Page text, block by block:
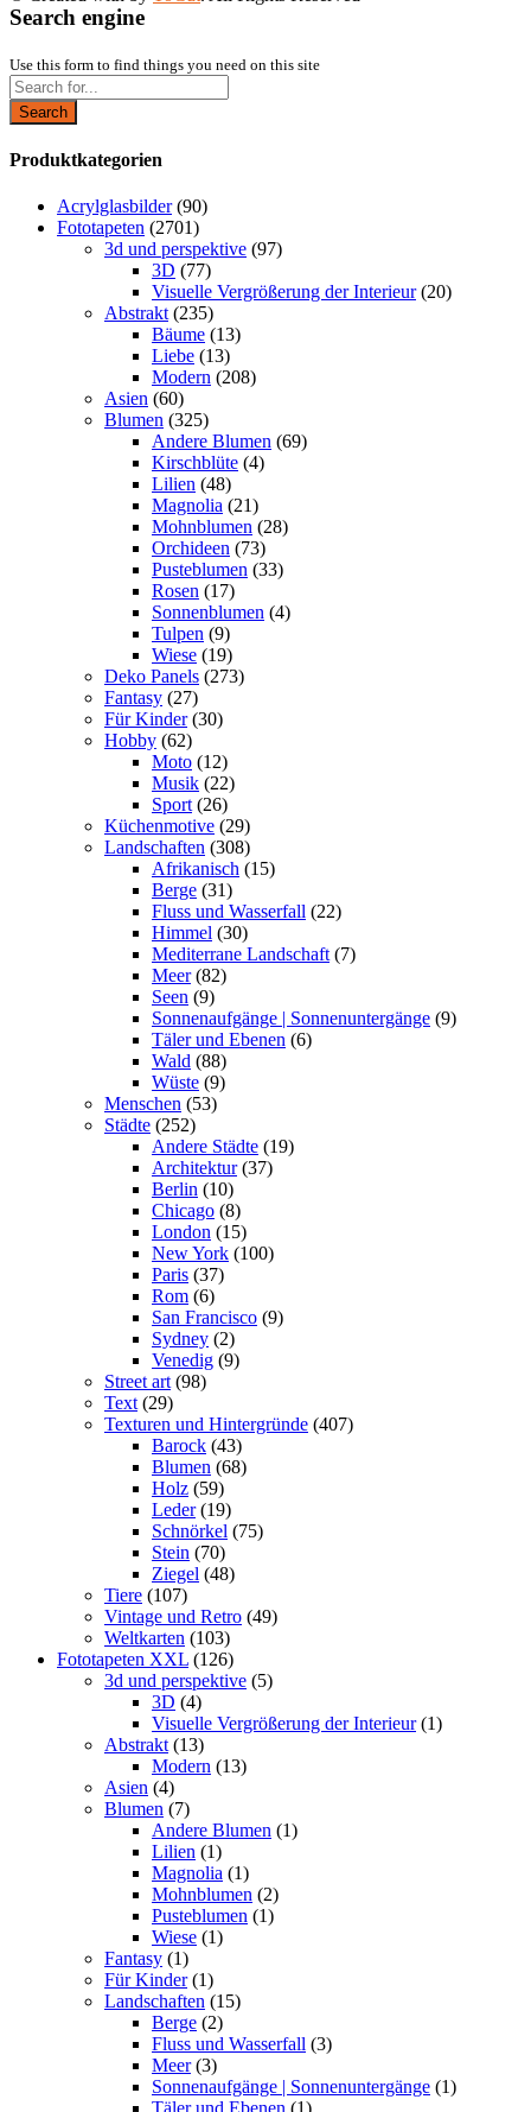
Search engine
Use this form to find things you need on this site
Search
Produktkategorien
Acrylglasbilder (90)
Fototapeten (2701)
3d und perspektive (97)
3D (77)
Visuelle Vergrößerung der Interieur (20)
Abstrakt (235)
Bäume (13)
Liebe (13)
Modern (208)
Asien (60)
Blumen (325)
Andere Blumen (69)
Kirschblüte (4)
Lilien (48)
Magnolia (21)
Mohnblumen (28)
Orchideen (73)
Pusteblumen (33)
Rosen (17)
Sonnenblumen (4)
Tulpen (9)
Wiese (19)
Deko Panels (273)
Fantasy (27)
Für Kinder (30)
Hobby (62)
Moto (12)
Musik (22)
Sport (26)
Küchenmotive (29)
Landschaften (308)
Afrikanisch (15)
Berge (31)
Fluss und Wasserfall (22)
Himmel (30)
Mediterrane Landschaft (7)
Meer (82)
Seen (9)
Sonnenaufgänge | Sonnenuntergänge (9)
Täler und Ebenen (6)
Wald (88)
Wüste (9)
Menschen (53)
Städte (252)
Andere Städte (19)
Architektur (37)
Berlin (10)
Chicago (8)
London (15)
New York (100)
Paris (37)
Rom (6)
San Francisco (9)
Sydney (2)
Venedig (9)
Street art (98)
Text (29)
Texturen und Hintergründe (407)
Barock (43)
Blumen (68)
Holz (59)
Leder (19)
Schnörkel (75)
Stein (70)
Ziegel (48)
Tiere (107)
Vintage und Retro (49)
Weltkarten (103)
Fototapeten XXL (126)
3d und perspektive (5)
3D (4)
Visuelle Vergrößerung der Interieur (1)
Abstrakt (13)
Modern (13)
Asien (4)
Blumen (7)
Andere Blumen (1)
Lilien (1)
Magnolia (1)
Mohnblumen (2)
Pusteblumen (1)
Wiese (1)
Fantasy (1)
Für Kinder (1)
Landschaften (15)
Berge (2)
Fluss und Wasserfall (3)
Meer (3)
Sonnenaufgänge | Sonnenuntergänge (1)